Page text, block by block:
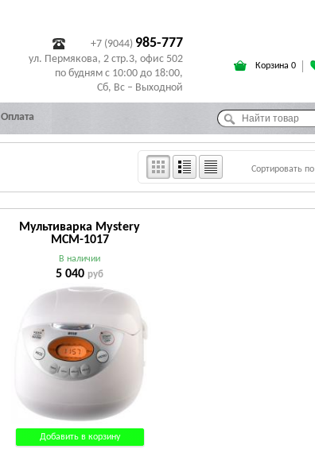
+7 (9044) 985-777
ул. Пермякова, 2 стр.3, офис 502
по будням с 10:00 до 18:00,
Сб, Вс – Выходной
Корзина 0
Оплата
Сортировать по
Мультиварка Mystery
МСM-1017
В наличии
5 040 руб
Добавить в корзину